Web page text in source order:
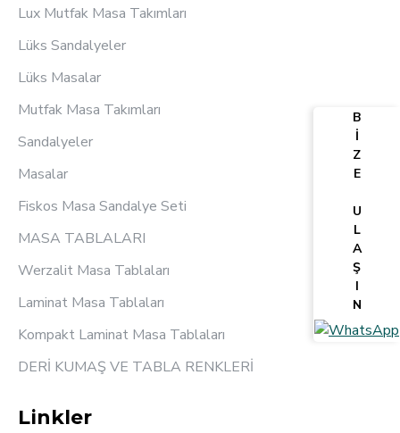
Lux Mutfak Masa Takımları
Lüks Sandalyeler
Lüks Masalar
Mutfak Masa Takımları
Sandalyeler
Masalar
Fiskos Masa Sandalye Seti
MASA TABLALARI
Werzalit Masa Tablaları
Laminat Masa Tablaları
Kompakt Laminat Masa Tablaları
DERİ KUMAŞ VE TABLA RENKLERİ
Linkler
B
İ
Z
E
U
L
A
Ş
I
N